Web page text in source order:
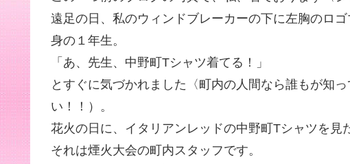
遠足の日、私のウィンドブレーカーの下に左胸のロ
身の１年生。
「あ、先生、中野町Tシャツ着てる！」
とすぐに気づかれました〈町内の人間なら誰もが知
い！！）。
花火の日に、イタリアンレッドの中野町Tシャツを見
それは煙火大会の町内スタッフです。